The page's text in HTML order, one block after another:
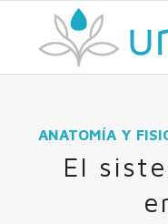
ANATOMÍA Y
El